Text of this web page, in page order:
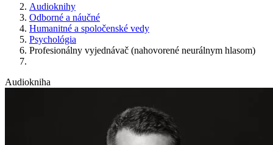
Audioknihy
Odborné a náučné
Humanitné a spoločenské vedy
Psychológia
Profesionálny vyjednávač (nahovorené neurálnym hlasom)
Audiokniha